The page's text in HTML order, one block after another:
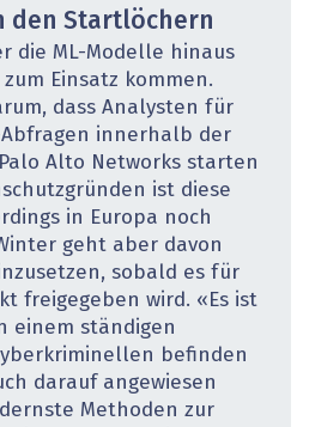
den Startlöchern
die ML-Modelle hinaus
Einsatz kommen.
dass Analysten für
innerhalb der
Alto Networks starten
ist diese
in Europa noch
geht aber davon
sobald es für
freigegeben wird. «Es ist
einem ständigen
befinden
darauf angewiesen
Methoden zur